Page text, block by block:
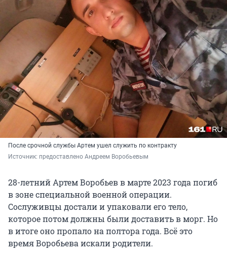
После срочной службы Артем ушел служить по контракту
Источник: предоставлено Андреем Воробьевым
28-летний Артем Воробьев в марте 2023 года погиб
в зоне специальной военной операции.
Сослуживцы достали и упаковали его тело,
которое потом должны были доставить в морг. Но
в итоге оно пропало на полтора года. Всё это
время Воробьева искали родители.